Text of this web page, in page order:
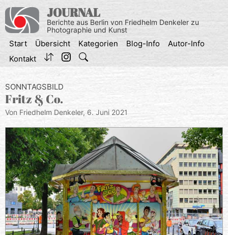
Inhalt
springen
JOURNAL
Berichte aus Berlin von Friedhelm Denkeler zu
Photographie und Kunst
Start Übersicht Kategorien Blog-Info
Autor-Info
Kontakt
SONNTAGSBILD
Fritz & Co.
Von Friedhelm Denkeler, 6. Juni 2021